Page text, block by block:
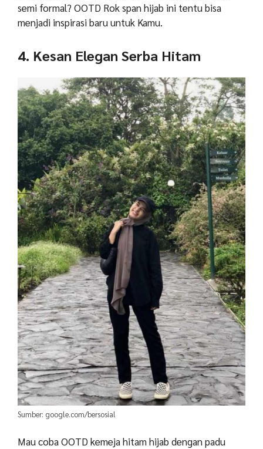
semi formal? OOTD Rok span hijab ini tentu bisa
menjadi inspirasi baru untuk Kamu.
4. Kesan Elegan Serba Hitam
Sumber: google.com/bersosial
Mau coba OOTD kemeja hitam hijab dengan padu